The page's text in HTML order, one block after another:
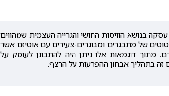
בנושא הוויסות החושי והגרייה העצמית שמהווים
של מתבגרים ומבוגרים-צעירים עם אוטיזם אשר
מתוך דוגמאות אלו ניתן היה להתבונן לעומק על